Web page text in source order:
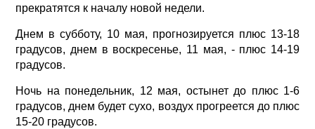
прекратятся к началу новой недели.
Днем в субботу, 10 мая, прогнозируется плюс 13-18
градусов, днем в воскресенье, 11 мая, - плюс 14-19
градусов.
Ночь на понедельник, 12 мая, остынет до плюс 1-6
градусов, днем будет сухо, воздух прогреется до плюс
15-20 градусов.